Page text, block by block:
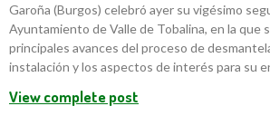
Garoña (Burgos) celebró ayer su vigésimo
Ayuntamiento de Valle de Tobalina, en la que
principales avances del proceso de
instalación y los aspectos de interés para su
View complete post